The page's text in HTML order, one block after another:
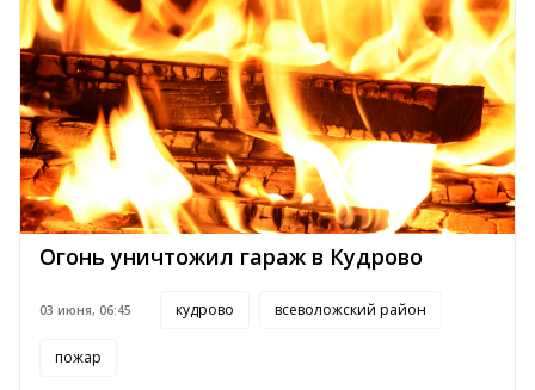
Огонь уничтожил гараж в Кудрово
03 июня, 06:45 кудрово всеволожский район
пожар